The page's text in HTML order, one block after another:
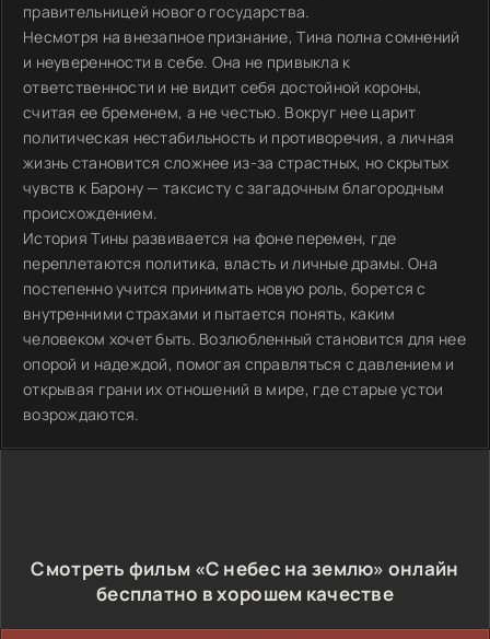
правительницей нового государства.
Несмотря на внезапное признание, Тина полна сомнений
и неуверенности в себе. Она не привыкла к
ответственности и не видит себя достойной короны,
считая ее бременем, а не честью. Вокруг нее царит
политическая нестабильность и противоречия, а личная
жизнь становится сложнее из-за страстных, но скрытых
чувств к Барону — таксисту с загадочным благородным
происхождением.
История Тины развивается на фоне перемен, где
переплетаются политика, власть и личные драмы. Она
постепенно учится принимать новую роль, борется с
внутренними страхами и пытается понять, каким
человеком хочет быть. Возлюбленный становится для нее
опорой и надеждой, помогая справляться с давлением и
открывая грани их отношений в мире, где старые устои
возрождаются.
Смотреть фильм «С небес на землю» онлайн
бесплатно в хорошем качестве